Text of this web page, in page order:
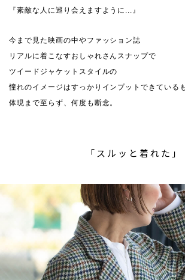
『素敵な人に巡り会えますように...』
今まで見た映画の中やファッション誌
リアルに着こなすおしゃれさんスナップで
ツイードジャケットスタイルの
憧れのイメージはすっかりインプットできている
体現まで至らず、何度も断念。
「スルッと着れた」